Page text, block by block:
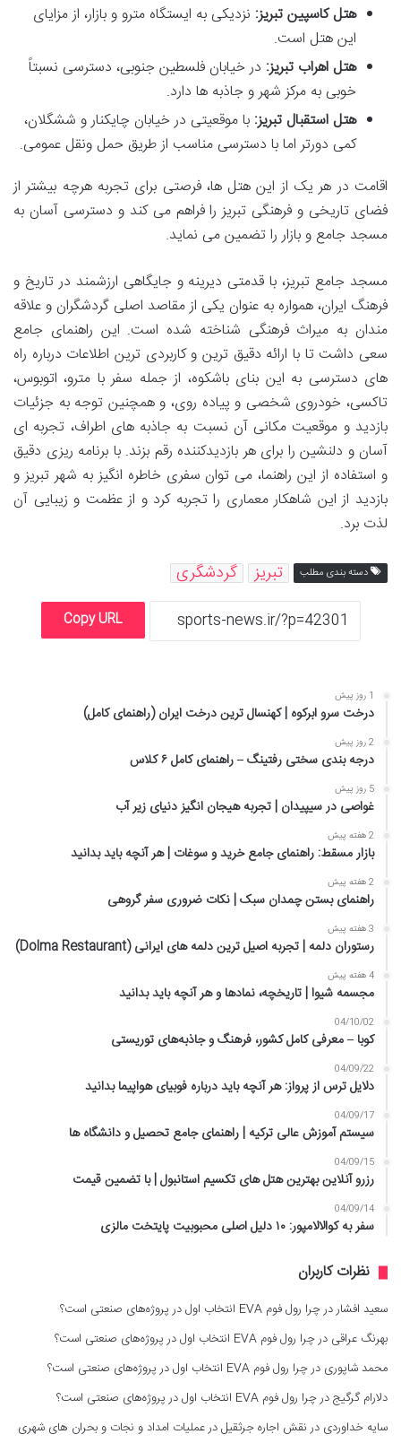
هتل کاسپین تبریز: نزدیکی به ایستگاه مترو و بازار، از مزایای
این هتل است.
هتل اهراب تبریز: در خیابان فلسطین جنوبی، دسترسی نسبتاً
خوبی به مرکز شهر و جاذبه ها دارد.
هتل استقبال تبریز: با موقعیتی در خیابان چایکنار و ششگلان،
کمی دورتر اما با دسترسی مناسب از طریق حمل ونقل عمومی.
اقامت در هر یک از این هتل ها، فرصتی برای تجربه هرچه بیشتر از
فضای تاریخی و فرهنگی تبریز را فراهم می کند و دسترسی آسان به
مسجد جامع و بازار را تضمین می نماید.
مسجد جامع تبریز، با قدمتی دیرینه و جایگاهی ارزشمند در تاریخ و
فرهنگ ایران، همواره به عنوان یکی از مقاصد اصلی گردشگران و علاقه
مندان به میراث فرهنگی شناخته شده است. این راهنمای جامع
سعی داشت تا با ارائه دقیق ترین و کاربردی ترین اطلاعات درباره راه
های دسترسی به این بنای باشکوه، از جمله سفر با مترو، اتوبوس،
تاکسی، خودروی شخصی و پیاده روی، و همچنین توجه به جزئیات
بازدید و موقعیت مکانی آن نسبت به جاذبه های اطراف، تجربه ای
آسان و دلنشین را برای هر بازدیدکننده رقم بزند. با برنامه ریزی دقیق
و استفاده از این راهنما، می توان سفری خاطره انگیز به شهر تبریز و
بازدید از این شاهکار معماری را تجربه کرد و از عظمت و زیبایی آن
لذت برد.
دسته بندی مطلب تبریز گردشگری
Copy URL
1 روز پیش
درخت سرو ابرکوه | کهنسال ترین درخت ایران (راهنمای کامل)
2 روز پیش
درجه بندی سختی رفتینگ – راهنمای کامل ۶ کلاس
5 روز پیش
غواصی در سیپیدان | تجربه هیجان انگیز دنیای زیر آب
2 هفته پیش
بازار مسقط: راهنمای جامع خرید و سوغات | هر آنچه باید بدانید
2 هفته پیش
راهنمای بستن چمدان سبک | نکات ضروری سفر گروهی
3 هفته پیش
رستوران دلمه | تجربه اصیل ترین دلمه های ایرانی (Dolma Restaurant)
4 هفته پیش
مجسمه شیوا | تاریخچه، نمادها و هر آنچه باید بدانید
04/10/02
کوبا – معرفی کامل کشور، فرهنگ و جاذبه‌های توریستی
04/09/22
دلایل ترس از پرواز: هر آنچه باید درباره فوبیای هواپیما بدانید
04/09/17
سیستم آموزش عالی ترکیه | راهنمای جامع تحصیل و دانشگاه ها
04/09/15
رزرو آنلاین بهترین هتل های تکسیم استانبول | با تضمین قیمت
04/09/14
سفر به کوالالامپور: ۱۰ دلیل اصلی محبوبیت پایتخت مالزی
نظرات کاربران
سعید افشاردرچرا رول فوم EVA انتخاب اول در پروژه‌های صنعتی است؟
بهرنگ عراقی درچرا رول فوم EVA انتخاب اول در پروژه‌های صنعتی است؟
محمد شاپوری درچرا رول فوم EVA انتخاب اول در پروژه‌های صنعتی است؟
دلارام گرگیجدرچرا رول فوم EVA انتخاب اول در پروژه‌های صنعتی است؟
سایه خداوردی درنقش اجاره جرثقیل در عملیات امداد و نجات و بحران های شهری